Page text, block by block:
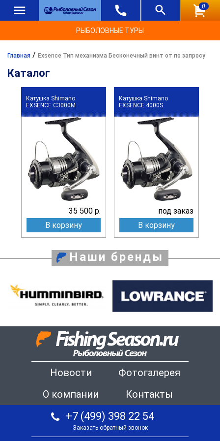
0
РЫБОЛОВНЫЕ ТУРЫ
Главная / Exsence Тип механизма Бесконечный винт от по запросу
Каталог
Катушка Shimano
EXSENCE C3000M
35 500 р.
В корзину
Катушка Shimano
EXSENCE 4000S
под заказ
В корзину
Наши бренды
Новости
Фотогалерея
О компании
Контакты
+7 (499) 398 22 54
Заказать обратный звонок